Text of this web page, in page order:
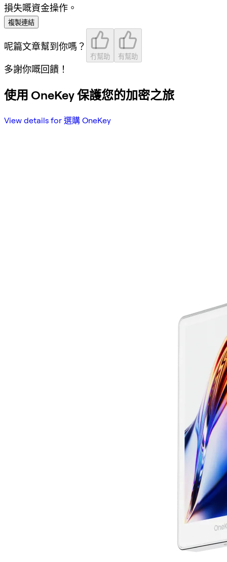
損失嘅資金操作。
複製連結
呢篇文章幫到你嗎？
冇幫助 有幫助
多謝你嘅回饋！
使用 OneKey 保護您的加密之旅
View details for 選購 OneKey